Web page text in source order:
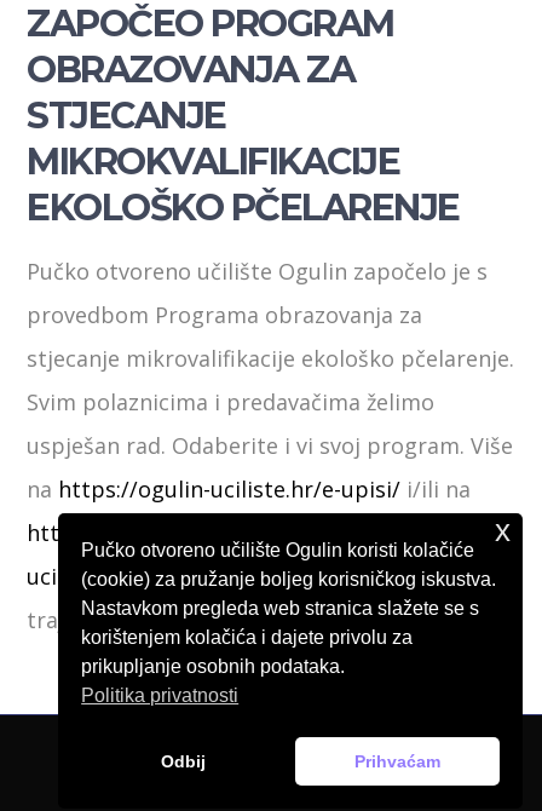
ZAPOČEO PROGRAM
OBRAZOVANJA ZA
STJECANJE
MIKROKVALIFIKACIJE
EKOLOŠKO PČELARENJE
Pučko otvoreno učilište Ogulin započelo je s
provedbom Programa obrazovanja za
stjecanje mikrovalifikacije ekološko pčelarenje.
Svim polaznicima i predavačima želimo
uspješan rad. Odaberite i vi svoj program. Više
na https://ogulin-uciliste.hr/e-upisi/ i/ili na
https://vauceri.hzz.hr/…/pucko-otvoreno-
uciliste-ogulin/. Požurite jer mjera Vaučeri
traje do 30.6.2026. godine.
© Pučko otvoreno učilište Ogulin, 2026.
Pučko otvoreno učilište Ogulin koristi kolačiće
(cookie) za pružanje boljeg korisničkog iskustva.
Nastavkom pregleda web stranica slažete se s
korištenjem kolačića i dajete privolu za
prikupljanje osobnih podataka.
Politika privatnosti
Odbij Prihvaćam
x